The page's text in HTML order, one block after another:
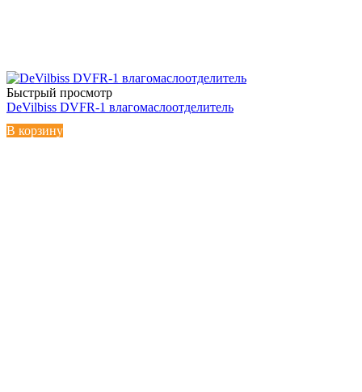
Быстрый просмотр
DeVilbiss DVFR-1 влагомаслоотделитель
В корзину